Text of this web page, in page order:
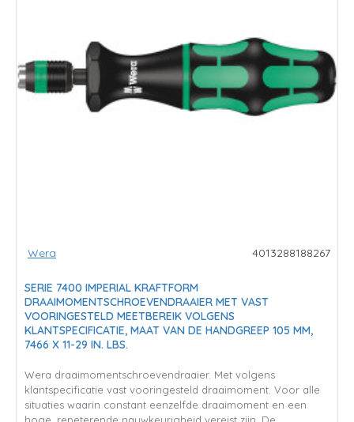
Wera 4013288188267
SERIE 7400 IMPERIAL KRAFTFORM
DRAAIMOMENTSCHROEVENDRAAIER MET VAST
VOORINGESTELD MEETBEREIK VOLGENS
KLANTSPECIFICATIE, MAAT VAN DE HANDGREEP 105 MM,
7466 X 11-29 IN. LBS.
Wera draaimomentschroevendraaier. Met volgens
klantspecificatie vast vooringesteld draaimoment. Voor alle
situaties waarin constant eenzelfde draaimoment en een